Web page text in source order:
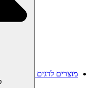
מוצרים לדגים